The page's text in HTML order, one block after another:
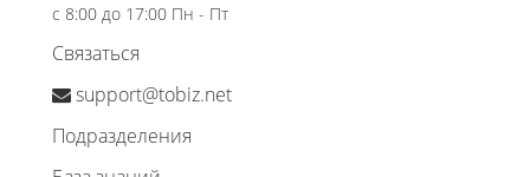
с 8:00 до 17:00 Пн - Пт
Связаться
support@tobiz.net
Подразделения